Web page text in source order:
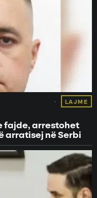
LAJME
fajde, arrestohet
arratisej në Serbi